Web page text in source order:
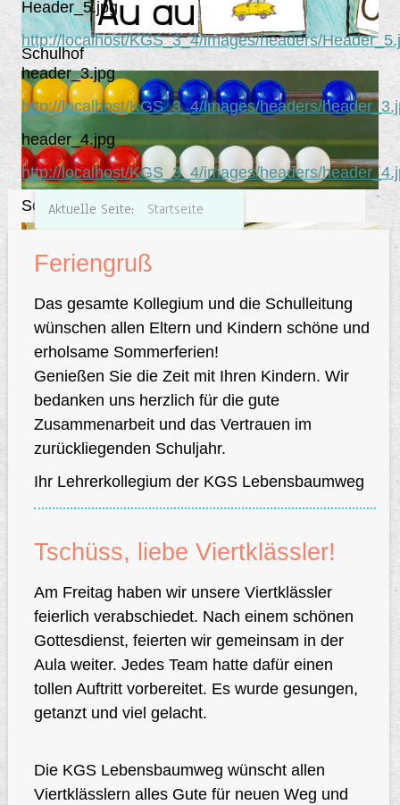
Schulhof
Schulhof
Schulhof
Schulhof
Header_5.jpg
http://localhost/KGS_3_4/images/headers/
header_3.jpg
http://localhost/KGS_3_4/images/headers/
header_4.jpg
http://localhost/KGS_3_4/images/headers/
Aktuelle Seite: Startseite
Feriengruß
Das gesamte Kollegium und die Schulleitung
wünschen allen Eltern und Kindern schöne und
erholsame Sommerferien!
Genießen Sie die Zeit mit Ihren Kindern. Wir
bedanken uns herzlich für die gute
Zusammenarbeit und das Vertrauen im
zurückliegenden Schuljahr.
Ihr Lehrerkollegium der KGS Lebensbaumweg
Tschüss, liebe Viertklässler!
Am Freitag haben wir unsere Viertklässler
feierlich verabschiedet. Nach einem schönen
Gottesdienst, feierten wir gemeinsam in der
Aula weiter. Jedes Team hatte dafür einen
tollen Auftritt vorbereitet. Es wurde gesungen,
getanzt und viel gelacht.
Die KGS Lebensbaumweg wünscht allen
Viertklässlern alles Gute für neuen Weg und